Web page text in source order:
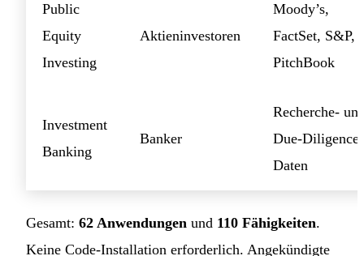
Public
Equity
Investing
Aktieninvestoren
Moody’s,
FactSet, S&P,
PitchBook
Investment
Banking
Banker
Recherche-
Due-Diligence-
Daten
Gesamt: 62 Anwendungen und 110 Fähigkeiten.
Keine Code-Installation erforderlich. Angekündigte